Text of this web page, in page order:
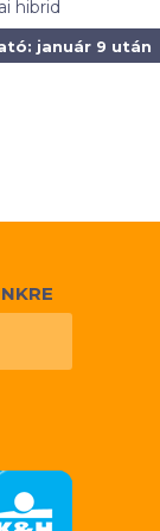
hibrid
január 9 után